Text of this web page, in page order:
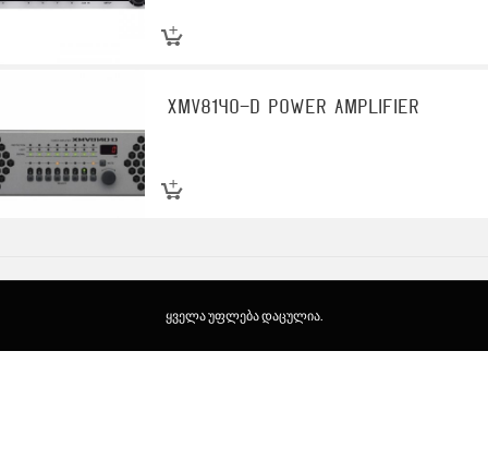
XMV8140-D Power Amplifier
ყველა უფლება დაცულია.